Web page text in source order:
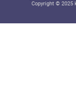
Copyright © 2025